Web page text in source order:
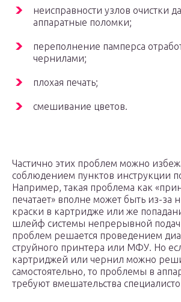
неисправности узлов очистки
аппаратные поломки;
переполнение памперса
чернилами;
плохая печать;
смешивание цветов.
Частично этих проблем можно
соблюдением пунктов инструкции
Например, такая проблема как
печатает» вполне может быть из-за
краски в картридже или же
шлейф системы непрерывной
проблем решается проведением
струйного принтера или МФУ. Но
картриджей или чернил можно
самостоятельно, то проблемы в
требуют вмешательства